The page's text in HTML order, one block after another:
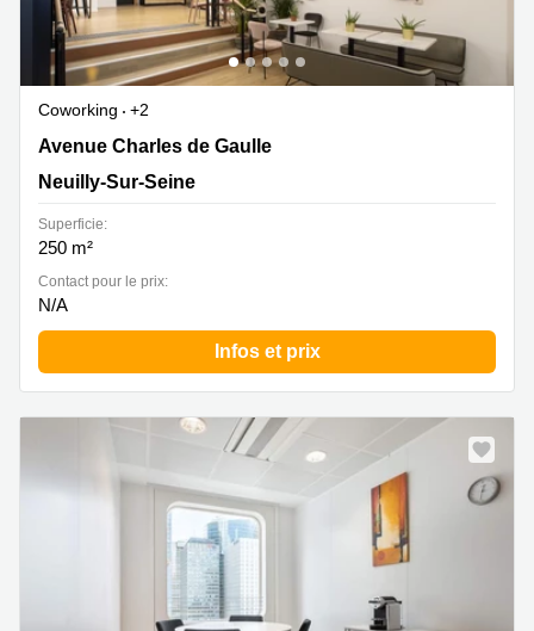
Coworking
+2
Avenue Charles de Gaulle 183, Neuilly-Sur-Seine
Avenue Charles de Gaulle
Neuilly-Sur-Seine
Superficie:
250 m²
Contact pour le prix:
N/A
Infos et prix